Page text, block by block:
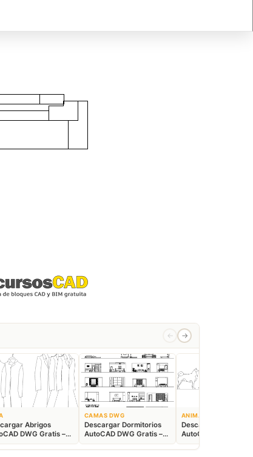
← →
Abrigos
DWG Gratis –
2D
CAMAS DWG
Descargar Dormitorios
AutoCAD DWG Gratis –
Bloques 2D
ANIMALES CAD
Descargar Akita
AutoCAD DWG
Bloque 2D Canino